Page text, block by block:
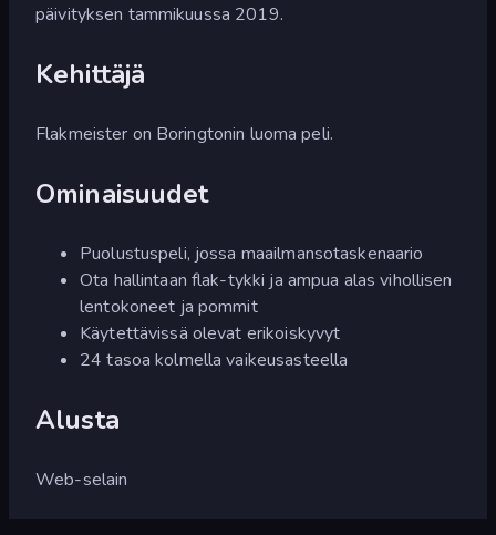
päivityksen tammikuussa 2019.
Kehittäjä
Flakmeister on Boringtonin luoma peli.
Ominaisuudet
Puolustuspeli, jossa maailmansotaskenaario
Ota hallintaan flak-tykki ja ampua alas vihollisen
lentokoneet ja pommit
Käytettävissä olevat erikoiskyvyt
24 tasoa kolmella vaikeusasteella
Alusta
Web-selain